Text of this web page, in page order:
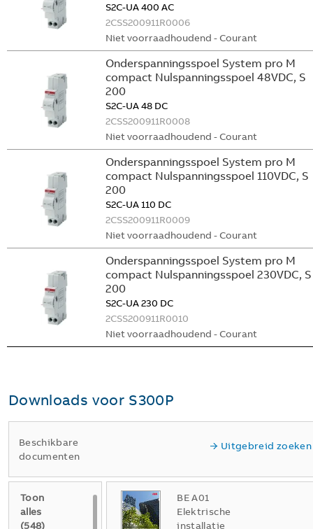
S2C-UA 400 AC
2CSS200911R0006
Niet voorraadhoudend - Courant
Onderspanningsspoel System pro M
compact Nulspanningsspoel 48VDC, S
200
S2C-UA 48 DC
2CSS200911R0008
Niet voorraadhoudend - Courant
Onderspanningsspoel System pro M
compact Nulspanningsspoel 110VDC, S
200
S2C-UA 110 DC
2CSS200911R0009
Niet voorraadhoudend - Courant
Onderspanningsspoel System pro M
compact Nulspanningsspoel 230VDC, S
200
S2C-UA 230 DC
2CSS200911R0010
Niet voorraadhoudend - Courant
Downloads voor S300P
Beschikbare
documenten
Uitgebreid zoeken
Toon
alles
(548)
BE A01
Elektrische
installatie